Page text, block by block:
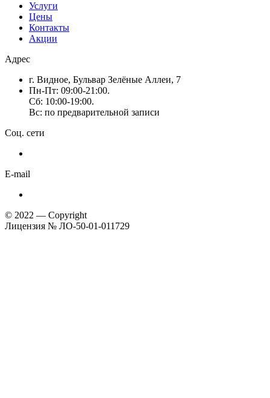
Услуги
Цены
Контакты
Акции
Адрес
г. Видное, Бульвар Зелёные Аллеи, 7
Пн-Пт: 09:00-21:00.
Сб: 10:00-19:00.
Вс: по предварительной записи
Соц. сети
E-mail
© 2022 — Copyright
Лицензия № ЛО-50-01-011729